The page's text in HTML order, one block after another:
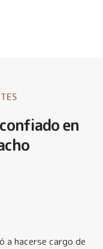
en
a hacerse cargo de